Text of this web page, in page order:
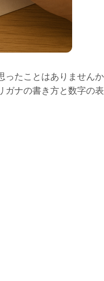
たことはありません
ナの書き方と数字の